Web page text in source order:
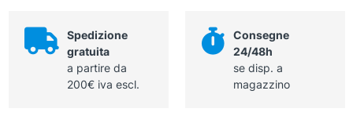
Spedizione
gratuita
a partire da
200€ iva escl.
Consegne
24/48h
se disp. a
magazzino